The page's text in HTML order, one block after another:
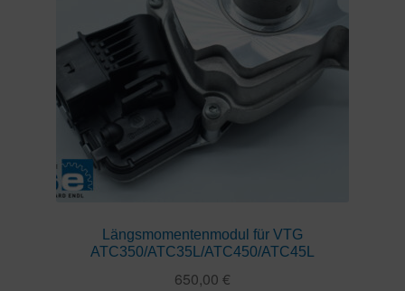
Längsmomentenmodul für VTG
ATC350/ATC35L/ATC450/ATC45L
650,00 €